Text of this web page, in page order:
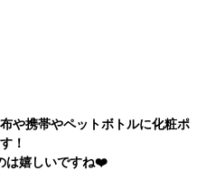
や携帯やペットボトルに化粧ポ
！
は嬉しいですね❤️